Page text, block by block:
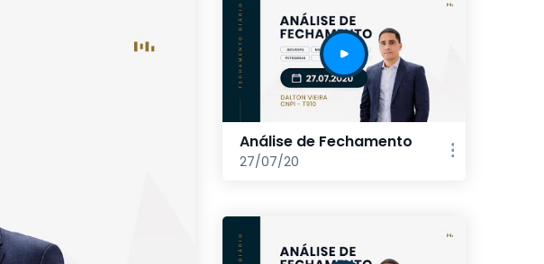
Análise de Fechamento
27/07/20